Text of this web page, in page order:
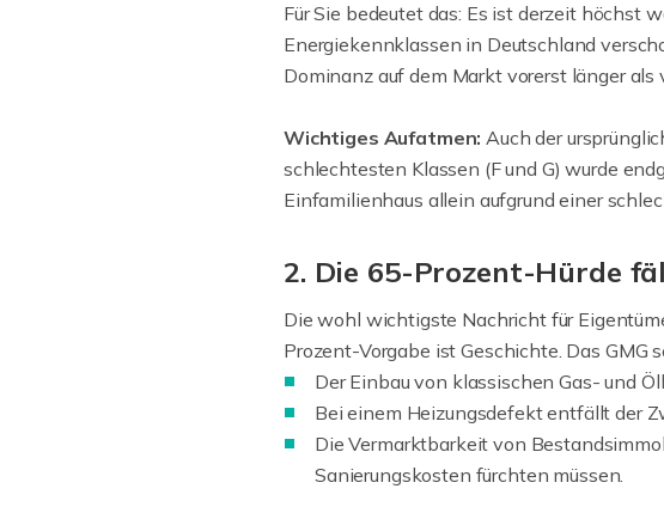
Für Sie bedeutet das: Es ist derzeit höchst
Energiekennklassen in Deutschland
Dominanz auf dem Markt vorerst länger als
Wichtiges Aufatmen: Auch der
schlechtesten Klassen (F und G) wurde
Einfamilienhaus allein aufgrund einer
2. Die 65-Prozent-Hürde
Die wohl wichtigste Nachricht für
Prozent-Vorgabe ist Geschichte. Das
Der Einbau von klassischen Gas- und
Bei einem Heizungsdefekt entfällt der
Die Vermarktbarkeit von
Sanierungskosten fürchten müssen.